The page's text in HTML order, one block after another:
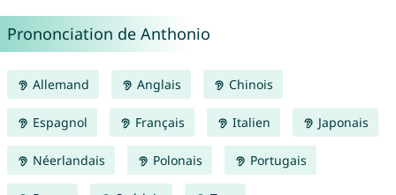
Prononciation de Anthonio
Allemand Anglais Chinois
Espagnol Français Italien Japonais
Néerlandais Polonais Portugais